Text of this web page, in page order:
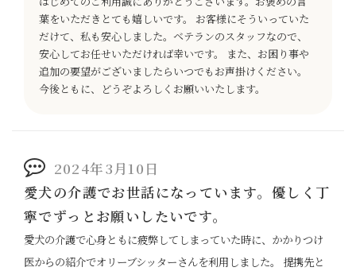
葉をいただきとても嬉しいです。 お客様にそういっていた
だけて、私も安心しました。ベテランのスタッフなので、
安心してお任せいただければ幸いです。 また、お困り事や
追加の要望がございましたらいつでもお声掛けください。
今後ともに、どうぞよろしくお願いいたします。
2024年3月10日
愛犬の介護でお世話になっています。優しく丁
寧でずっとお願いしたいです。
愛犬の介護で心身ともに疲弊してしまっていた時に、かかりつけ
医からの紹介でオリーブシッターさんを利用しました。 提携先と